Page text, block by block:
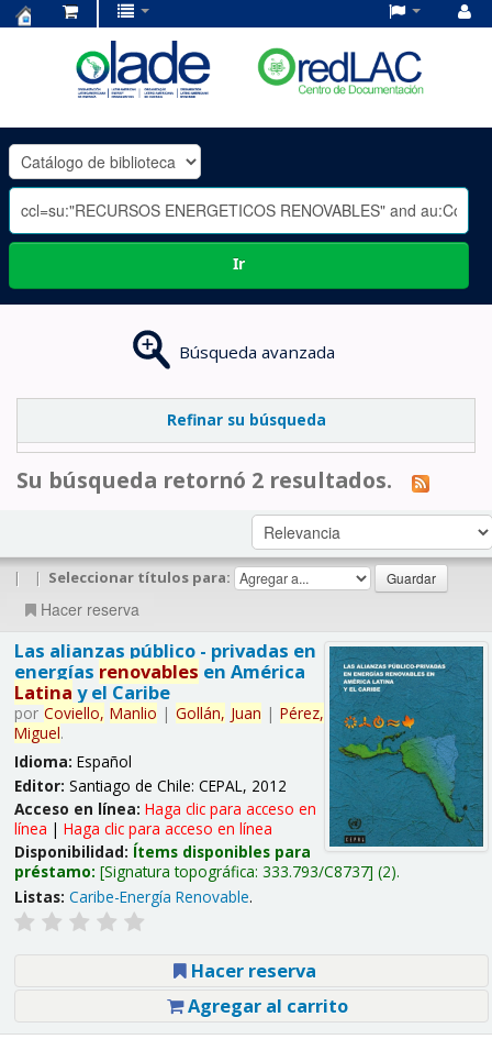
OLADE
-
Ir
Búsqueda avanzada
Refinar su búsqueda
Su búsqueda retornó 2 resultados.
| | Seleccionar títulos para:
Hacer reserva
Las alianzas público - privadas en
energías renovables en América
Latina y el Caribe
por Coviello, Manlio | Gollán, Juan | Pérez,
Miguel.
Idioma: Español
Editor: Santiago de Chile: CEPAL, 2012
Acceso en línea: Haga clic para acceso en
línea | Haga clic para acceso en línea
Disponibilidad: Ítems disponibles para
préstamo: Signatura topográfica: 333.793/C8737 (2).
Listas: Caribe-Energía Renovable.
Hacer reserva
Agregar al carrito